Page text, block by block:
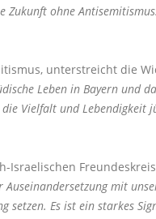
ohne
unterstreicht die
Leben in Bayern und
Vielfalt und Lebendigkeit
mit
Es ist ein starkes